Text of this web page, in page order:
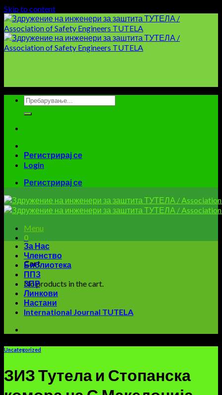
Skip to content
Регистрирај се
Login
Регистрирај се
Menu
0
Cart
No products in the cart.
За Нас
Членство
Библиотека
ППЗ
ЗПР
Линкови
Настани
International Journal TUTELA
Uncategorized
ЗИЗ Тутела и Стопанска